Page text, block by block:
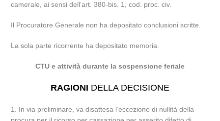
camerale, ai sensi dell’art. 380-bis. 1, cod. proc. civ.
Il Procuratore Generale non ha depositato conclusioni scritte.
La sola parte ricorrente ha depositato memoria.
CTU e attività durante la sospensione feriale
RAGIONI DELLA DECISIONE
1. In via preliminare, va disattesa l’eccezione di nullità della